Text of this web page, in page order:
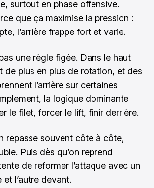
surtout en phase offensive.
que ça maximise la pression :
l’arrière frappe fort et varie.
une règle figée. Dans le haut
de plus en plus de rotation, et des
l’arrière sur certaines
la logique dominante
le filet, forcer le lift, finir derrière.
repasse souvent côte à côte,
Puis dès qu’on reprend
de reformer l’attaque avec un
et l’autre devant.